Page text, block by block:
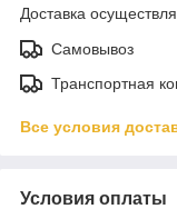
Доставка
Самовывоз
Транспортная
Все условия
Условия оплаты